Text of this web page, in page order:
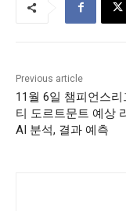
Previous article
11월 6일 챔피언스리
티 도르트문트 예상
AI 분석, 결과 예측